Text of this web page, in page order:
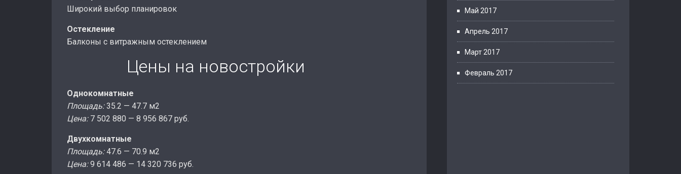
Широкий выбор планировок
Остекление
Балконы с витражным остеклением
Цены на новостройки
Однокомнатные
Площадь:35.2 — 47.7 м2
Цена:7 502 880 — 8 956 867 руб.
Двухкомнатные
Площадь:47.6 — 70.9 м2
Цена:9 614 486 — 14 320 736 руб.
Май 2017
Апрель 2017
Март 2017
Февраль 2017